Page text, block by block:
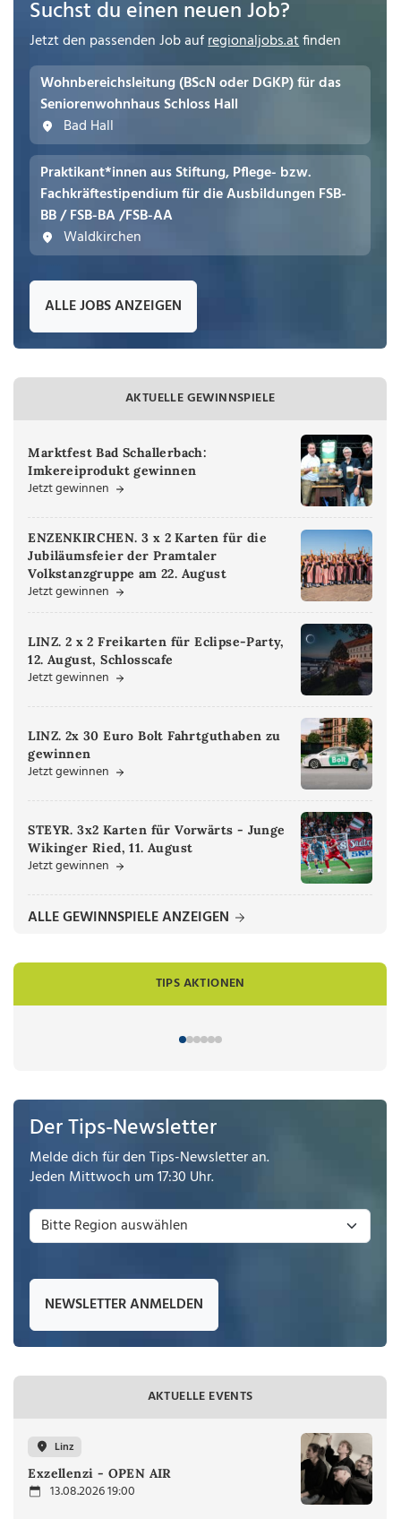
Suchst du einen neuen Job?
Jetzt den passenden Job aufregionaljobs.atfinden
Wohnbereichsleitung (BScN oder DGKP) für das
Seniorenwohnhaus Schloss Hall
Bad Hall
Praktikant*innen aus Stiftung, Pflege- bzw.
Fachkräftestipendium für die Ausbildungen FSB-
BB / FSB-BA /FSB-AA
Waldkirchen
ALLE JOBS ANZEIGEN
AKTUELLE GEWINNSPIELE
Marktfest Bad Schallerbach:
Imkereiprodukt gewinnen
Jetzt gewinnen
ENZENKIRCHEN. 3 x 2 Karten für die
Jubiläumsfeier der Pramtaler
Volkstanzgruppe am 22. August
Jetzt gewinnen
LINZ. 2 x 2 Freikarten für Eclipse-Party,
12. August, Schlosscafe
Jetzt gewinnen
LINZ. 2x 30 Euro Bolt Fahrtguthaben zu
gewinnen
Jetzt gewinnen
STEYR. 3x2 Karten für Vorwärts - Junge
Wikinger Ried, 11. August
Jetzt gewinnen
ALLE GEWINNSPIELE ANZEIGEN
TIPS AKTIONEN
Der Tips-Newsletter
Melde dich für den Tips-Newsletter an.
Jeden Mittwoch um 17:30 Uhr.
NEWSLETTER ANMELDEN
AKTUELLE EVENTS
Linz
Exzellenzi - OPEN AIR
13.08.2026 19:00